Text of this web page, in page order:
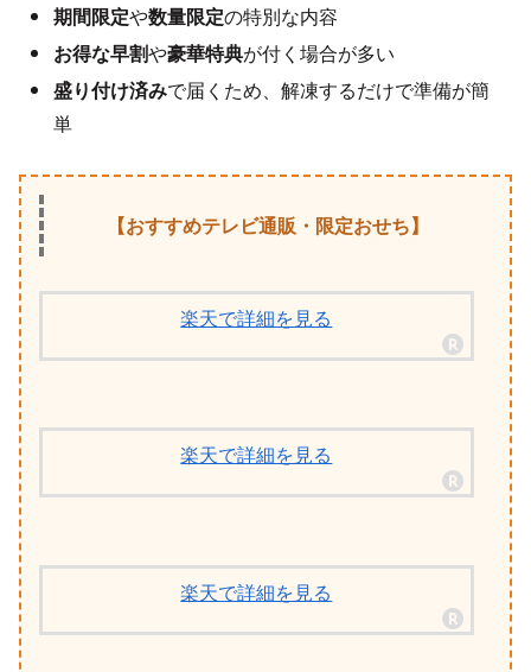
期間限定や数量限定の特別な内容
お得な早割や豪華特典が付く場合が多い
盛り付け済みで届くため、解凍するだけで準備が簡
単
【おすすめテレビ通販・限定おせち】
楽天で詳細を見る
楽天で詳細を見る
楽天で詳細を見る